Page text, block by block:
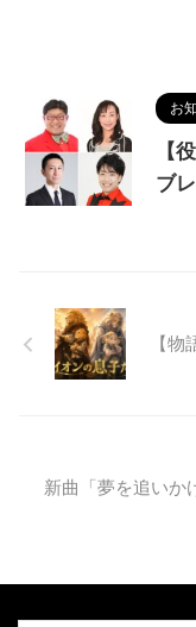
お
【
ブ
【
新曲「夢を追いか